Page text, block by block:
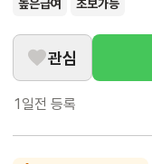
높은급여 초보가능
관심
1일전 등록